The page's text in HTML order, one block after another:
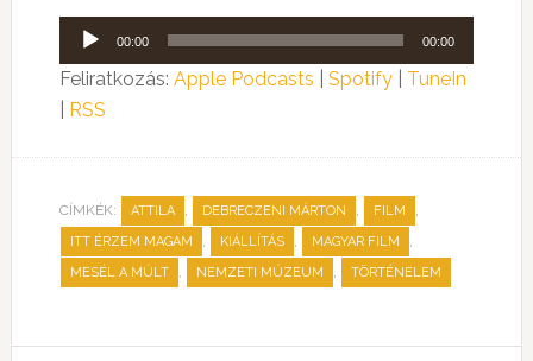
Audió
lejátszó
00:00 00:00
Feliratkozás: Apple Podcasts Spotify| TuneIn
RSS
CÍMKÉK: ATTILA , DEBRECZENI MÁRTON , FILM ,
ITT ÉRZEM MAGAM , KIÁLLÍTÁS , MAGYAR FILM ,
MESÉL A MÚLT , NEMZETI MÚZEUM , TÖRTÉNELEM